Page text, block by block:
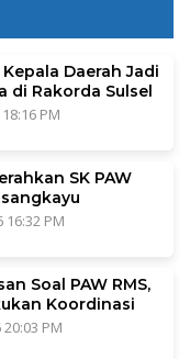
Daerah Jadi
di Rakorda Sulsel
PM
SK PAW
PM
Soal PAW RMS,
Koordinasi
PM